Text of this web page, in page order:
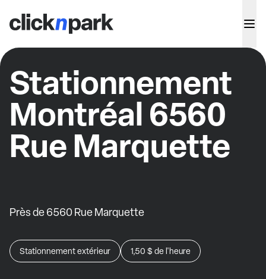
Stationnement
Montréal 6560
Rue Marquette
Près de 6560 Rue Marquette
Stationnement extérieur 1,50 $ de l'heure